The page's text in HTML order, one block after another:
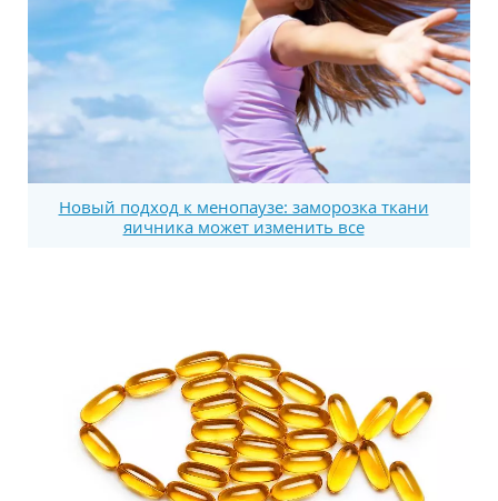
Новый подход к менопаузе: заморозка ткани
яичника может изменить все